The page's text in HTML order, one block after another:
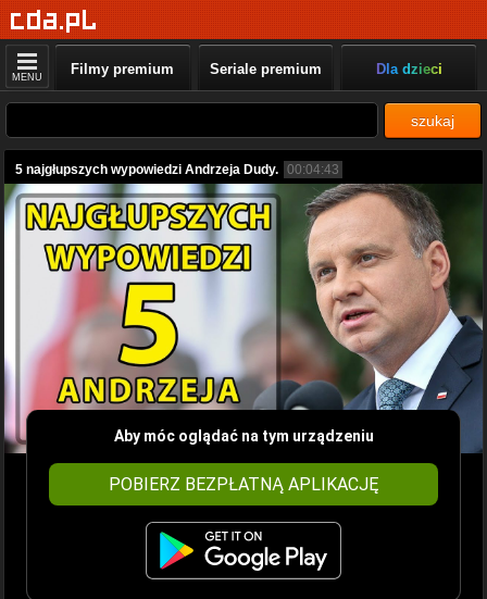
MENU Filmy premium Seriale premium Dla dzieci
szukaj
5 najgłupszych wypowiedzi Andrzeja Dudy. 00:04:43
Aby móc oglądać na tym urządzeniu
POBIERZ BEZPŁATNĄ APLIKACJĘ